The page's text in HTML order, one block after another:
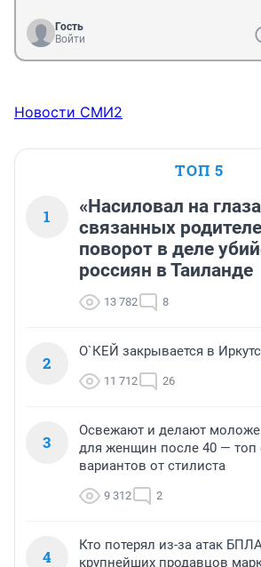
Гость
Войти
Новости СМИ2
ТОП 5
1
«Насиловал на
связанных
поворот в деле
россиян в Таиланде
13 782 8
2
О`КЕЙ закрывается в
11 712 26
3
Освежают и делают
для женщин после 40 — топ
вариантов от стилиста
9 312 2
4
Кто потерял из-за атак
крупнейших продавцов